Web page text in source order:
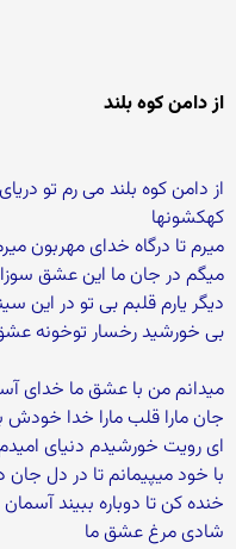
از دامن کوه بلند
از دامن کوه بلند می رم تو
کهکشونها
میرم تا درگاه خدای مهربون
میگم در جان ما این عشق
دیگر یارم قلبم بی تو در این
بی خورشید رخسار توخونه
میدانم من با عشق ما خدای
جان مارا قلب مارا خدا خودش
ای رویت خورشیدم دنیای
با خود میپیمانم تا در دل
خنده کن تا دوباره ببیند
شادی مرغ عشق ما